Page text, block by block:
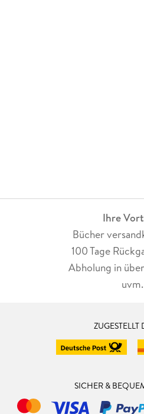
Ihre
Bücher
100 Tage
Abholung in
uvm.
ZUGESTELLT
SICHER &